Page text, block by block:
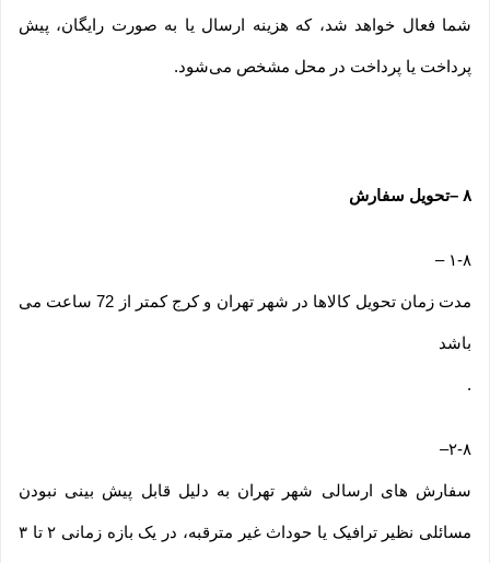
شما فعال خواهد شد، که هزینه ارسال یا به صورت رایگان، پیش
پرداخت یا پرداخت در محل مشخص می‌شود.
۸ –تحویل سفارش
۱-۸ –
مدت زمان تحویل کالاها در شهر تهران و کرج کمتر از 72 ساعت می
باشد
.
۲-۸–
سفارش های ارسالی شهر تهران به دلیل قابل پیش بینی نبودن
مسائلی نظیر ترافیک یا حوداث غیر مترقبه، در یک بازه زمانی ۲ تا ۳